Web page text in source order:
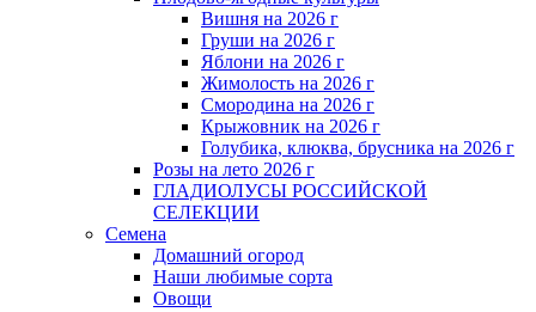
Вишня на 2026 г
Груши на 2026 г
Яблони на 2026 г
Жимолость на 2026 г
Смородина на 2026 г
Крыжовник на 2026 г
Голубика, клюква, брусника на 2026 г
Розы на лето 2026 г
ГЛАДИОЛУСЫ РОССИЙСКОЙ
СЕЛЕКЦИИ
Семена
Домашний огород
Наши любимые сорта
Овощи